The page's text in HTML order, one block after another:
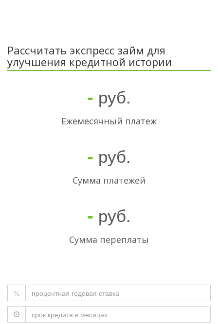
Рассчитать экспресс займ для
улучшения кредитной истории
- руб.
Ежемесячный платеж
- руб.
Cумма платежей
- руб.
Сумма переплаты
%